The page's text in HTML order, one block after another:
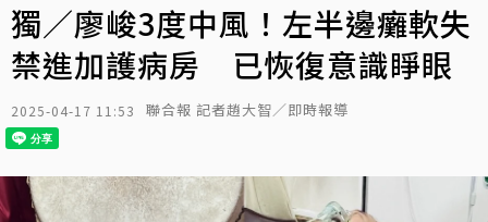
獨／廖峻3度中風！左半邊癱軟失
禁進加護病房 已恢復意識睜眼
2025-04-17 11:53 聯合報 記者趙大智／即時報導